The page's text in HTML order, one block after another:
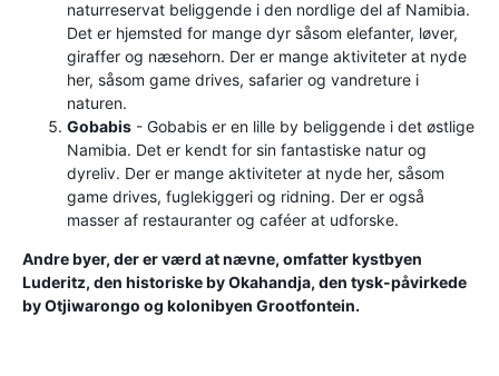
naturreservat beliggende i den nordlige del af Namibia.
Det er hjemsted for mange dyr såsom elefanter, løver,
giraffer og næsehorn. Der er mange aktiviteter at nyde
her, såsom game drives, safarier og vandreture i
naturen.
Gobabis - Gobabis er en lille by beliggende i det østlige
Namibia. Det er kendt for sin fantastiske natur og
dyreliv. Der er mange aktiviteter at nyde her, såsom
game drives, fuglekiggeri og ridning. Der er også
masser af restauranter og caféer at udforske.
Andre byer, der er værd at nævne, omfatter kystbyen
Luderitz, den historiske by Okahandja, den tysk-påvirkede
by Otjiwarongo og kolonibyen Grootfontein.